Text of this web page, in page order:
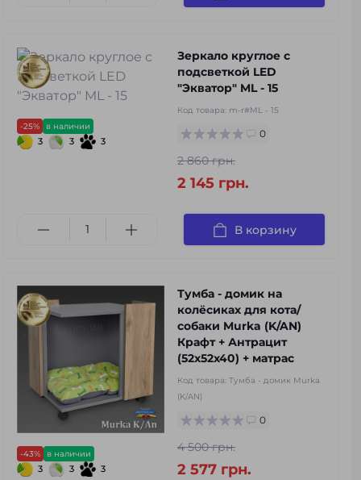
-25% в наличии
3 3 3
Зеркало круглое с
подсветкой LED
"Экватор" ML - 15
Код товара: m-r#ML - 15
0
2 860 грн.
2 145 грн.
В корзину
-43% в наличии
3 3 3
Тумба - домик на
колёсиках для кота/
собаки Murka (K/AN)
Крафт + Антрацит
(52x52x40) + матрас
Код товара: Тумба - домик Murka
(K/AN)
0
4 500 грн.
2 577 грн.